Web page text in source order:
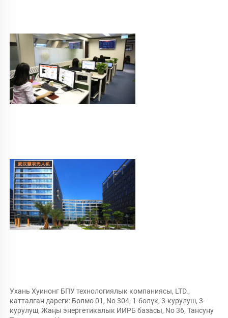
Ухань Хуинонг БПУ технологиялык компаниясы, LTD.,
катталган дареги: Бөлмө 01, No 304, 1-бөлүк, 3-курулуш, 3-
курулуш, Жаңы энергетикалык ИИРБ базасы, No 36, Тансуну